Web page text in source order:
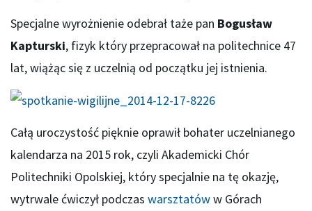
Specjalne wyrożnienie odebrał taże pan Bogusław
Kapturski, fizyk który przepracował na politechnice 47
lat, wiążąc się z uczelnią od początku jej istnienia.
Całą uroczystość pięknie oprawił bohater uczelnianego
kalendarza na 2015 rok, czyli Akademicki Chór
Politechniki Opolskiej, który specjalnie na tę okazję,
wytrwale ćwiczył podczas warsztatóww Górach